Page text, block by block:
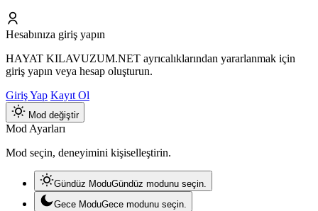
Hesabınıza giriş yapın
HAYAT KILAVUZUM.NET ayrıcalıklarından yararlanmak için
giriş yapın veya hesap oluşturun.
Giriş Yap Kayıt Ol
Mod değiştir
Mod Ayarları
Mod seçin, deneyimini kişiselleştirin.
Gündüz ModuGündüz modunu seçin.
Gece ModuGece modunu seçin.